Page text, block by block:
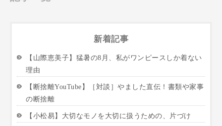
新着記事
【山際恵美子】猛暑の8月、私がワンピースしか着ない
理由
【断捨離YouTube】［対談］やました直伝！書類や家事
の断捨離
【小松易】大切なモノを大切に扱うための、片づけ